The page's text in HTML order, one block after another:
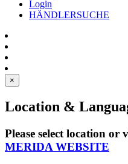
Login
HÄNDLERSUCHE
×
Location &
Please select location or
MERIDA WEBSITE